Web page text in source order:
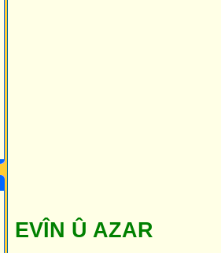
EVÎN Û AZAR